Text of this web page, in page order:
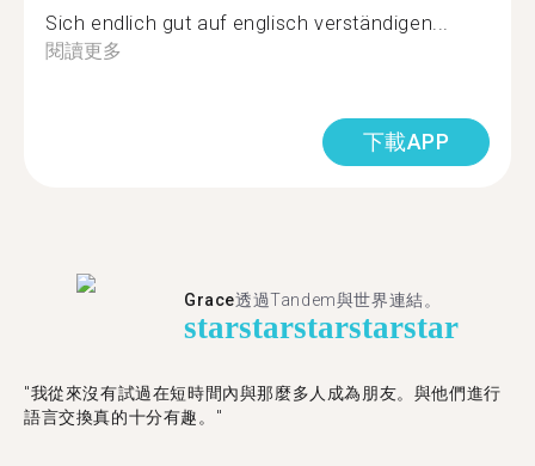
Sich endlich gut auf englisch verständigen...
閱讀更多
下載APP
Grace透過Tandem與世界連結。
starstarstarstarstar
"我從來沒有試過在短時間內與那麼多人成為朋友。與他們進行
語言交換真的十分有趣。"